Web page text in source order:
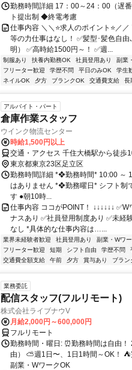
勤務時間詳細 17：00～24：00（遅
ト提出制 ◆終電考慮
仕事内容 ＼＼⭐求人のポイント⭐／
等の力仕事はなし！ ✅髪型･髪色自
明） ✅高時給1500円～！ ✅週...
制服あり 扶養内勤務OK 社員登用あり 副業
フリーター歓迎
学歴不問 平日のみOK 学生
ネイルOK
夕方 ブランクOK 交通費支給 長
アルバイト・パート
倉庫作業スタッフ
ウインク物流センター
時給1,500円以上
交通・アクセス 千住大橋駅から徒歩
東京都東京23区足立区
勤務時間詳細 *❖勤務時間* 10:00 ～
はありません *❖勤務曜日* シフト制
す ●朝10時...
仕事内容 ココがPOINT！ ↓↓↓↓↓↓
ナスあり ✅社員登用制度あり ✅未
なし *具体的な仕事内容は…...
業界未経験者歓迎 社員登用あり 副業・Wワ
フリーター歓迎
短期 シフト自由 学歴不問
交通費全額支給
午前 夕方 賞与あり ブラン
業務委託
配信スタッフ(フルリモート)
株式会社ライブナウV
月給2,000円～600,000円
フルリモート
勤務時間・曜日: ⏰勤務時間は自由
由） ⛅週1日〜、1日1時間～OK！
副業・WワークOK